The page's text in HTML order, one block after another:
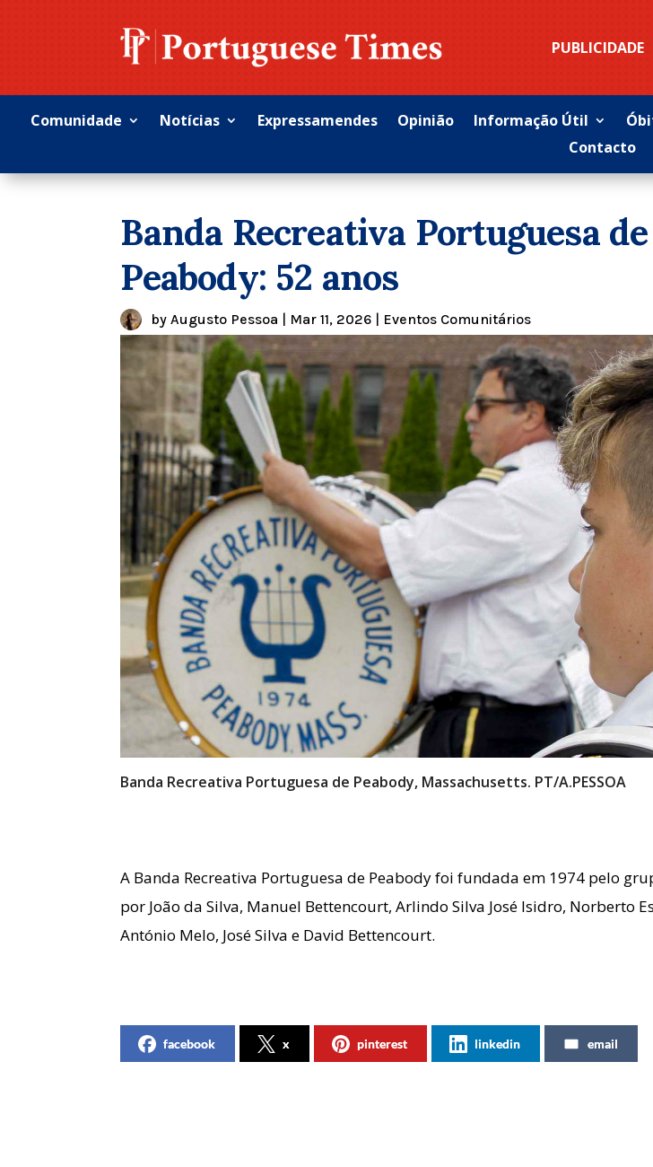
PUBLICIDADE
Comunidade Notícias Expressamendes Opinião Informação Útil
Contacto
Banda Recreativa Portuguesa de
Peabody: 52 anos
byAugusto Pessoa Mar 11, 2026 Eventos Comunitários
Banda Recreativa Portuguesa de Peabody, Massachusetts. PT/A.PESSOA
A Banda Recreativa Portuguesa de Peabody foi fundada em 1974 pelo
por João da Silva, Manuel Bettencourt, Arlindo Silva José Isidro, Norberto
António Melo, José Silva e David Bettencourt.
facebook x pinterest linkedin email